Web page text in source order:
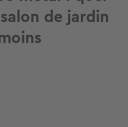
de jardin